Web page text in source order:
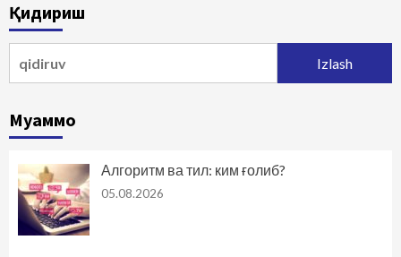
Қидириш
Муаммо
Алгоритм ва тил: ким ғолиб?
05.08.2026